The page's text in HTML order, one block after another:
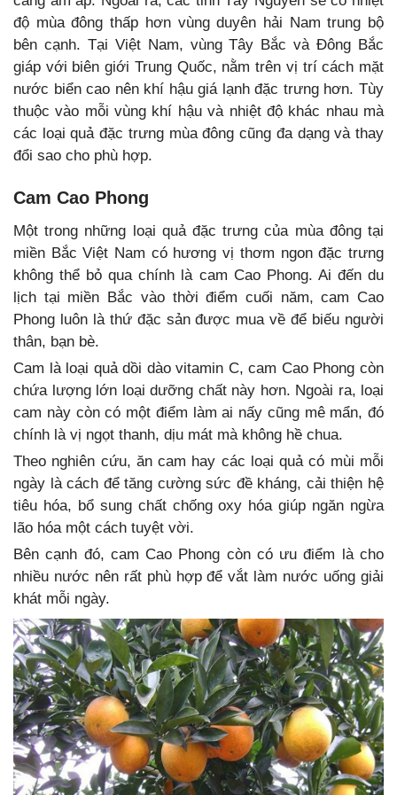
độ mùa đông thấp hơn vùng duyên hải Nam trung bộ
bên cạnh. Tại Việt Nam, vùng Tây Bắc và Đông Bắc
giáp với biên giới Trung Quốc, nằm trên vị trí cách mặt
nước biển cao nên khí hậu giá lạnh đặc trưng hơn. Tùy
thuộc vào mỗi vùng khí hậu và nhiệt độ khác nhau mà
các loại quả đặc trưng mùa đông cũng đa dạng và thay
đổi sao cho phù hợp.
Cam Cao Phong
Một trong những loại quả đặc trưng của mùa đông tại
miền Bắc Việt Nam có hương vị thơm ngon đặc trưng
không thể bỏ qua chính là cam Cao Phong. Ai đến du
lịch tại miền Bắc vào thời điểm cuối năm, cam Cao
Phong luôn là thứ đặc sản được mua về để biếu người
thân, bạn bè.
Cam là loại quả dồi dào vitamin C, cam Cao Phong còn
chứa lượng lớn loại dưỡng chất này hơn. Ngoài ra, loại
cam này còn có một điểm làm ai nấy cũng mê mẩn, đó
chính là vị ngọt thanh, dịu mát mà không hề chua.
Theo nghiên cứu, ăn cam hay các loại quả có mùi mỗi
ngày là cách để tăng cường sức đề kháng, cải thiện hệ
tiêu hóa, bổ sung chất chống oxy hóa giúp ngăn ngừa
lão hóa một cách tuyệt vời.
Bên cạnh đó, cam Cao Phong còn có ưu điểm là cho
nhiều nước nên rất phù hợp để vắt làm nước uống giải
khát mỗi ngày.